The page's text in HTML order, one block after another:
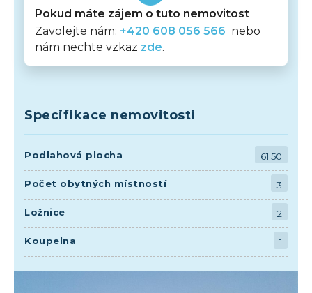
Pokud máte zájem o tuto nemovitost
Zavolejte nám: +420 608 056 566 nebo
nám nechte vzkaz zde.
Specifikace nemovitosti
Podlahová plocha 61.50
Počet obytných místností 3
Ložnice 2
Koupelna 1